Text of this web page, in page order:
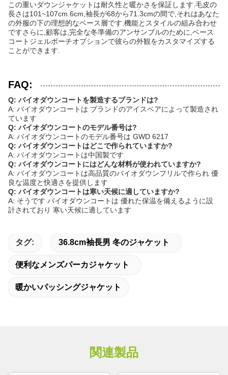
この重いダウンジャケットは耐久性と暖かさを保証します.毛皮の
長さは101~107cm.6cm,袖長が68から71.3cmの間で,それはあなた
の外服の下の理想的なベース層です.機能とスタイルの組み合わせ
ですさらに,顧客は,完全な冬準備のアンサンブルのために,ベース
コートジェルポーチオプションで彼らの外観をカスタマイズする
ことができます.
FAQ:
Q: バイオダウンコートを製造するブランドは?
A: バイオダウンコートは ブランドのアイスベアによって製造され
ています
Q: バイオダウンコートのモデル番号は?
A: バイオダウンコートのモデル番号は GWD 6217
Q: バイオダウンコートはどこで作られていますか?
A: バイオダウンコートは中国製です
Q: バイオダウンコートにはどんな材料が使われていますか?
A: バイオダウンコートは高品質のバイオダウンフリルで作られ 優
良な温度と快適さを提供します
Q: バイオダウンコートは寒い天候に適していますか?
A: そうです バイオダウンコートは 優れた保温を備えるように設
計されており 寒い天候に適しています
タグ: 36.8cm袖長男 冬のジャケット
便利なメンズパーカジャケット
暖かいパッシングジャケット
関連製品